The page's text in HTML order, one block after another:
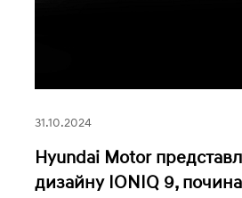
31.10.2024
Hyundai Motor
дизайну IONIQ 9,